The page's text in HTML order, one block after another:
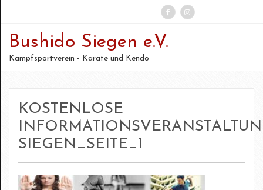
Suchen
nach:
Bushido Siegen e.V.
Kampfsportverein - Karate und Kendo
KOSTENLOSE
SIEGEN_SEITE_1